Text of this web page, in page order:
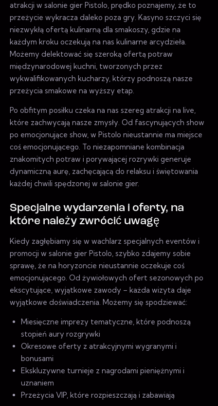
atrakcji w salonie gier Pistolo, prędko poznajemy, że to
przeżycie wykracza daleko poza gry. Kasyno szczyci się
niezwykłą ofertą kulinarną dla smakoszy, gdzie na
każdym kroku oczekują na nas kulinarne arcydzieła.
Możemy delektować się szeroką ofertą potraw
międzynarodowej kuchni, tworzonych przez
wykwalifikowanych kucharzy, którzy podnoszą nasze
przeżycia smakowe na wyższy etap.
Po obfitym posiłku czeka na nas szereg atrakcji na live,
które zachwycają nasze zmysły. Od fascynujących show
po emocjonujące show, w Pistolo nieustannie ma miejsce
coś emocjonującego. To niezapomniane kombinacja
znakomitych potraw i porywającej rozrywki generuje
dynamiczną aurę, zachęcającą do relaksu i świętowania
każdej chwili spędzonej w salonie gier.
Specjalne wydarzenia i oferty, na
które należy zwrócić uwagę
Kiedy zagłębiamy się w wachlarz specjalnych eventów i
promocji w salonie gier Pistolo, szybko zdajemy sobie
sprawę, że na horyzoncie nieustannie oczekuje coś
emocjonującego. Od żywiołowych ofert sezonowych po
ekscytujące, wyjątkowe zawody – każda wizyta daje
wyjątkowe doświadczenia. Możemy się spodziewać:
Miesięczne imprezy tematyczne, które podnoszą
stopień aury rozgrywki
Okresowe oferty z atrakcyjnymi wygranymi i
bonusami
Ekskluzywne turnieje z nagrodami pieniężnymi i
uznaniem
Przeżycia VIP, które rozpieszczają i zabawiają